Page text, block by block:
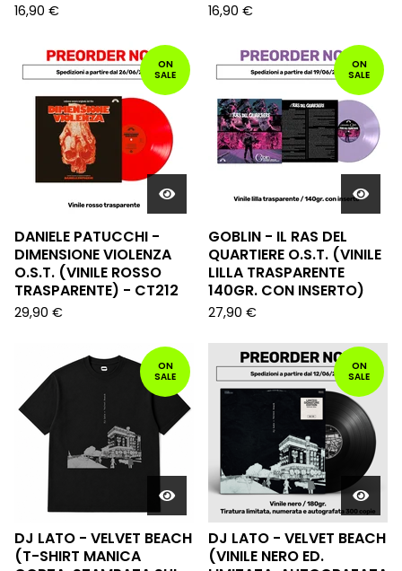
16,90 € 16,90 €
ON
SALE
DANIELE PATUCCHI -
DIMENSIONE VIOLENZA
O.S.T. (VINILE ROSSO
TRASPARENTE) - CT212
29,90 €
ON
SALE
GOBLIN - IL RAS DEL
QUARTIERE O.S.T. (VINILE
LILLA TRASPARENTE
140GR. CON INSERTO)
27,90 €
ON
SALE
DJ LATO - VELVET BEACH
(T-SHIRT MANICA
ON
SALE
DJ LATO - VELVET BEACH
(VINILE NERO ED.